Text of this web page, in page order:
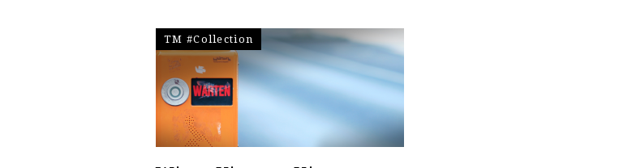
TM #Collection